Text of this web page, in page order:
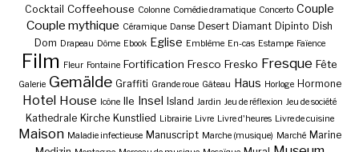
Cocktail Coffeehouse Colonne Comédie dramatique Concerto Couple
Couple mythique Céramique Danse Desert Diamant Dipinto Dish
Dom Drapeau Dôme Ebook Eglise Emblème En-cas Estampe Faïence
Film Fleur Fontaine Fortification Fresco Fresko Fresque Fête
Galerie Gemälde Graffiti Grande roue Gâteau Haus Horloge Hormone
Hotel House Icône Ile Insel Island Jardin Jeu de réflexion Jeu de société
Kathedrale Kirche Kunstlied Librairie Livre Livre d'heures Livre de cuisine
Maison Maladie infectieuse Manuscript Marche (musique) Marché Marine